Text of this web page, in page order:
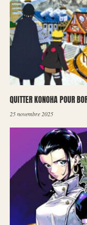
QUITTER KONOHA POUR
25 novembre 2025